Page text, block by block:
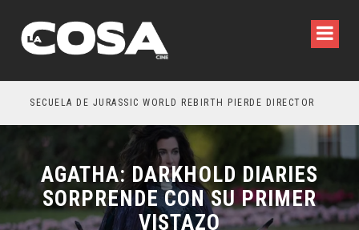
SECUELA DE JURASSIC WORLD REBIRTH PIERDE DIRECTOR
AGATHA: DARKHOLD DIARIES
SORPRENDE CON SU PRIMER
VISTAZO